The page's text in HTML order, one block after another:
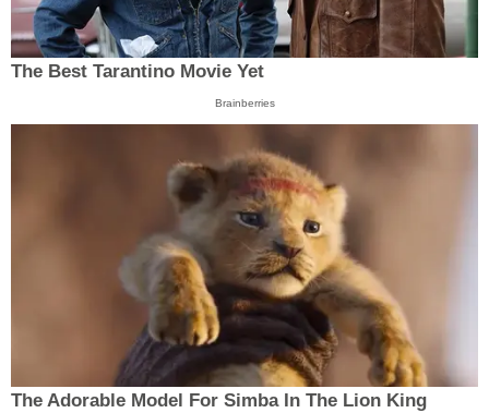
The Best Tarantino Movie Yet
Brainberries
The Adorable Model For Simba In The Lion King